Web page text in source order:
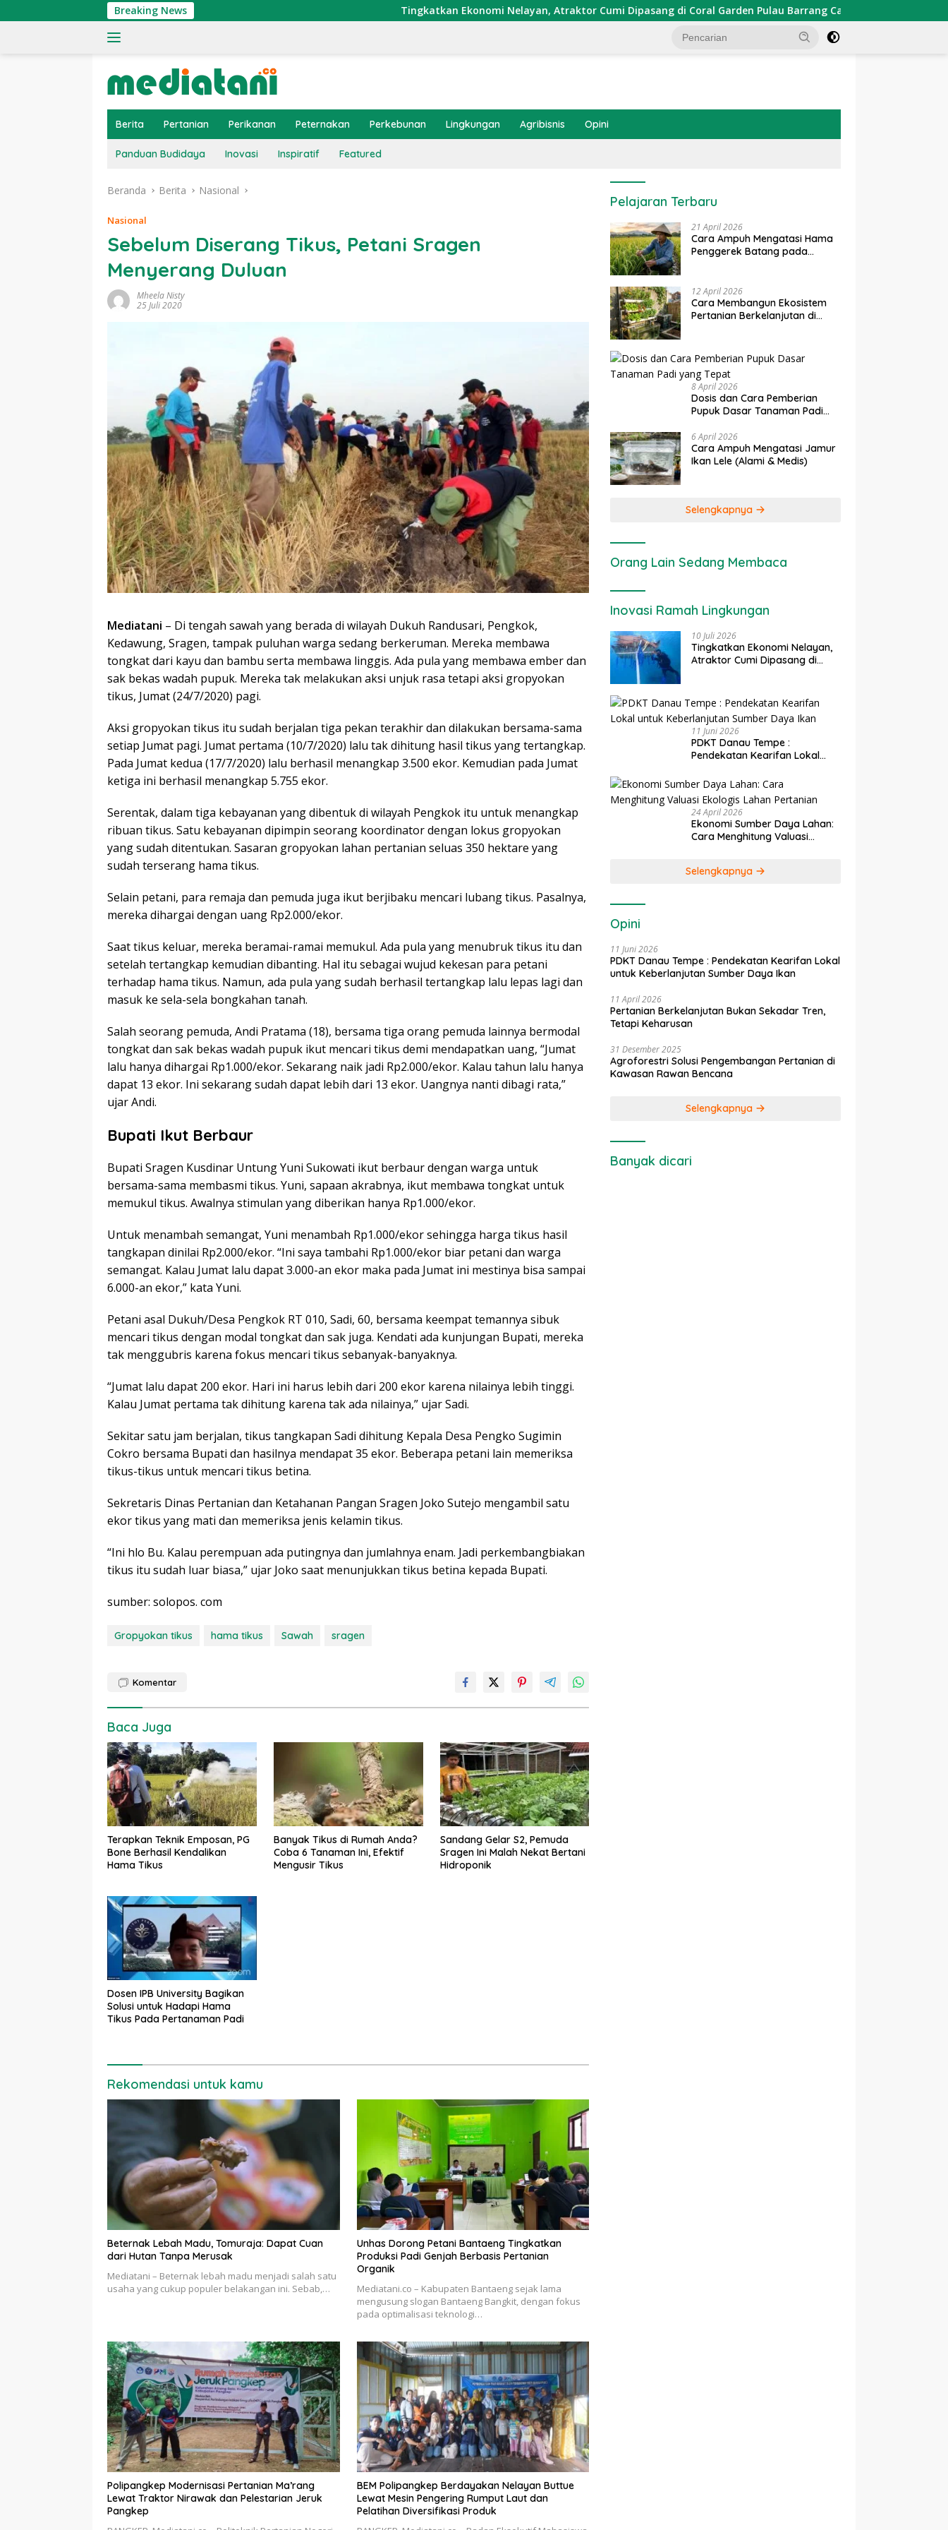
ke
Breaking News Tingkatkan Ekonomi Nelayan, Atraktor Cumi Dipasang di Coral Garden Pulau Barrang Caddi PDKT Danau Tempe :
Berita Pertanian Perikanan Peternakan Perkebunan Lingkungan Agribisnis Opini
Panduan Budidaya Inovasi Inspiratif Featured
Beranda Berita Nasional
Nasional
Sebelum Diserang Tikus, Petani Sragen
Menyerang Duluan
Mheela Nisty
25 Juli 2020
Mediatani – Di tengah sawah yang berada di wilayah Dukuh Randusari, Pengkok,
Kedawung, Sragen, tampak puluhan warga sedang berkeruman. Mereka membawa
tongkat dari kayu dan bambu serta membawa linggis. Ada pula yang membawa ember dan
sak bekas wadah pupuk. Mereka tak melakukan aksi unjuk rasa tetapi aksi gropyokan
tikus, Jumat (24/7/2020) pagi.
Aksi gropyokan tikus itu sudah berjalan tiga pekan terakhir dan dilakukan bersama-sama
setiap Jumat pagi. Jumat pertama (10/7/2020) lalu tak dihitung hasil tikus yang tertangkap.
Pada Jumat kedua (17/7/2020) lalu berhasil menangkap 3.500 ekor. Kemudian pada Jumat
ketiga ini berhasil menangkap 5.755 ekor.
Serentak, dalam tiga kebayanan yang dibentuk di wilayah Pengkok itu untuk menangkap
ribuan tikus. Satu kebayanan dipimpin seorang koordinator dengan lokus gropyokan
yang sudah ditentukan. Sasaran gropyokan lahan pertanian seluas 350 hektare yang
sudah terserang hama tikus.
Selain petani, para remaja dan pemuda juga ikut berjibaku mencari lubang tikus. Pasalnya,
mereka dihargai dengan uang Rp2.000/ekor.
Saat tikus keluar, mereka beramai-ramai memukul. Ada pula yang menubruk tikus itu dan
setelah tertangkap kemudian dibanting. Hal itu sebagai wujud kekesan para petani
terhadap hama tikus. Namun, ada pula yang sudah berhasil tertangkap lalu lepas lagi dan
masuk ke sela-sela bongkahan tanah.
Salah seorang pemuda, Andi Pratama (18), bersama tiga orang pemuda lainnya bermodal
tongkat dan sak bekas wadah pupuk ikut mencari tikus demi mendapatkan uang, “Jumat
lalu hanya dihargai Rp1.000/ekor. Sekarang naik jadi Rp2.000/ekor. Kalau tahun lalu hanya
dapat 13 ekor. Ini sekarang sudah dapat lebih dari 13 ekor. Uangnya nanti dibagi rata,”
ujar Andi.
Bupati Ikut Berbaur
Bupati Sragen Kusdinar Untung Yuni Sukowati ikut berbaur dengan warga untuk
bersama-sama membasmi tikus. Yuni, sapaan akrabnya, ikut membawa tongkat untuk
memukul tikus. Awalnya stimulan yang diberikan hanya Rp1.000/ekor.
Untuk menambah semangat, Yuni menambah Rp1.000/ekor sehingga harga tikus hasil
tangkapan dinilai Rp2.000/ekor. “Ini saya tambahi Rp1.000/ekor biar petani dan warga
semangat. Kalau Jumat lalu dapat 3.000-an ekor maka pada Jumat ini mestinya bisa sampai
6.000-an ekor,” kata Yuni.
Petani asal Dukuh/Desa Pengkok RT 010, Sadi, 60, bersama keempat temannya sibuk
mencari tikus dengan modal tongkat dan sak juga. Kendati ada kunjungan Bupati, mereka
tak menggubris karena fokus mencari tikus sebanyak-banyaknya.
“Jumat lalu dapat 200 ekor. Hari ini harus lebih dari 200 ekor karena nilainya lebih tinggi.
Kalau Jumat pertama tak dihitung karena tak ada nilainya,” ujar Sadi.
Sekitar satu jam berjalan, tikus tangkapan Sadi dihitung Kepala Desa Pengko Sugimin
Cokro bersama Bupati dan hasilnya mendapat 35 ekor. Beberapa petani lain memeriksa
tikus-tikus untuk mencari tikus betina.
Sekretaris Dinas Pertanian dan Ketahanan Pangan Sragen Joko Sutejo mengambil satu
ekor tikus yang mati dan memeriksa jenis kelamin tikus.
“Ini hlo Bu. Kalau perempuan ada putingnya dan jumlahnya enam. Jadi perkembangbiakan
tikus itu sudah luar biasa,” ujar Joko saat menunjukkan tikus betina kepada Bupati.
sumber: solopos. com
Gropyokan tikus hama tikus Sawah sragen
Komentar
Baca Juga
Terapkan Teknik Emposan, PG
Bone Berhasil Kendalikan
Hama Tikus
Banyak Tikus di Rumah Anda?
Coba 6 Tanaman Ini, Efektif
Mengusir Tikus
Sandang Gelar S2, Pemuda
Sragen Ini Malah Nekat Bertani
Hidroponik
Dosen IPB University Bagikan
Solusi untuk Hadapi Hama
Tikus Pada Pertanaman Padi
Rekomendasi untuk kamu
Beternak Lebah Madu, Tomuraja: Dapat Cuan
dari Hutan Tanpa Merusak
Mediatani – Beternak lebah madu menjadi salah satu
usaha yang cukup populer belakangan ini. Sebab,…
Unhas Dorong Petani Bantaeng Tingkatkan
Produksi Padi Genjah Berbasis Pertanian
Organik
Mediatani.co – Kabupaten Bantaeng sejak lama
mengusung slogan Bantaeng Bangkit, dengan fokus
pada optimalisasi teknologi…
Polipangkep Modernisasi Pertanian Ma’rang
Lewat Traktor Nirawak dan Pelestarian Jeruk
Pangkep
BEM Polipangkep Berdayakan Nelayan Buttue
Lewat Mesin Pengering Rumput Laut dan
Pelatihan Diversifikasi Produk
Pelajaran Terbaru
21 April 2026
Cara Ampuh Mengatasi Hama
Penggerek Batang pada
12 April 2026
Cara Membangun Ekosistem
Pertanian Berkelanjutan di
8 April 2026
Dosis dan Cara Pemberian
Pupuk Dasar Tanaman Padi
6 April 2026
Cara Ampuh Mengatasi Jamur
Ikan Lele (Alami & Medis)
Selengkapnya
Orang Lain Sedang Membaca
Inovasi Ramah Lingkungan
10 Juli 2026
Tingkatkan Ekonomi Nelayan,
Atraktor Cumi Dipasang di
11 Juni 2026
PDKT Danau Tempe :
Pendekatan Kearifan Lokal
Daya Ikan
24 April 2026
Ekonomi Sumber Daya Lahan:
Cara Menghitung Valuasi
Selengkapnya
Opini
11 Juni 2026
PDKT Danau Tempe : Pendekatan Kearifan Lokal
untuk Keberlanjutan Sumber Daya Ikan
11 April 2026
Pertanian Berkelanjutan Bukan Sekadar Tren,
Tetapi Keharusan
31 Desember 2025
Agroforestri Solusi Pengembangan Pertanian di
Kawasan Rawan Bencana
Selengkapnya
Banyak dicari